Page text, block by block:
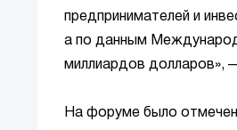
предпринимателей и
а по данным
миллиардов долларов»,
На форуме было